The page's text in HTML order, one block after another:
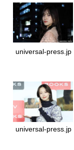
universal-press.jp
universal-press.jp